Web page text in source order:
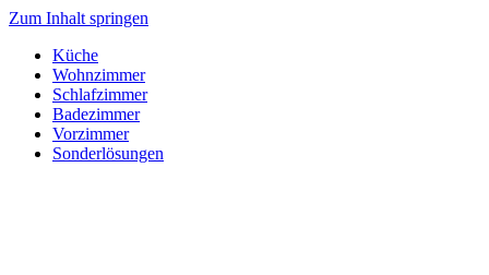
Zum Inhalt springen
Küche
Wohnzimmer
Schlafzimmer
Badezimmer
Vorzimmer
Sonderlösungen